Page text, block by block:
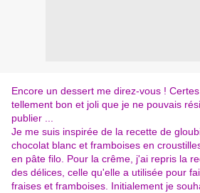
Encore un dessert me direz-vous !
tellement bon et joli que je ne pouvais
publier ...
Je me suis inspirée de la recette de
chocolat blanc et framboises en
en pâte filo. Pour la crême, j'ai repris la
des délices , celle qu'elle a utilisée pour
fraises et framboises . Initialement je